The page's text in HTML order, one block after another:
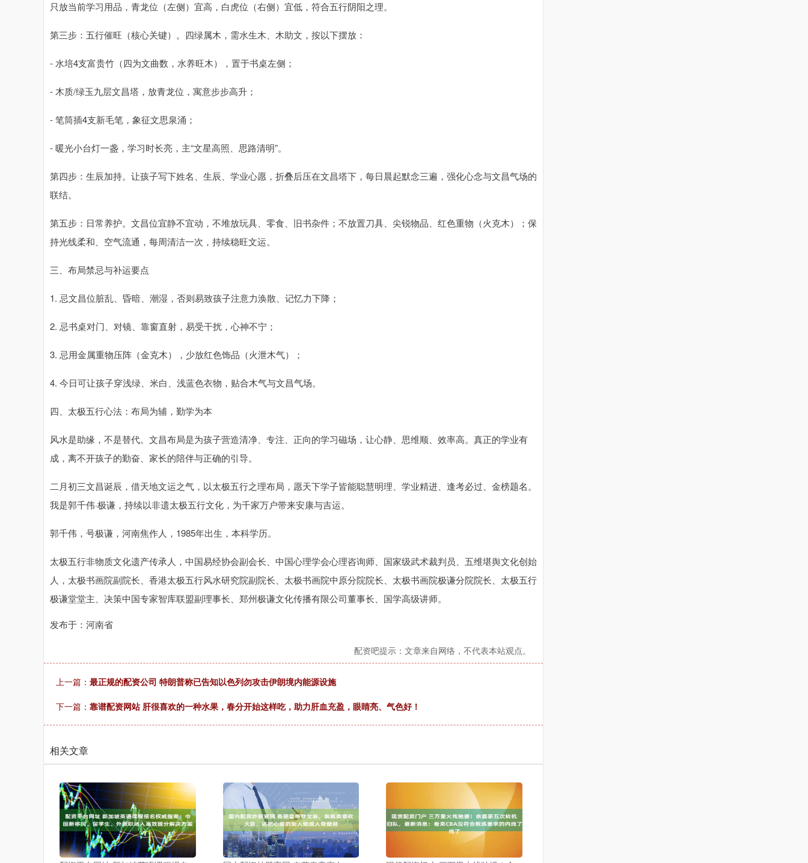
只放当前学习用品，青龙位（左侧）宜高，白虎位（右侧）宜低，符合五行阴阳之理。
第三步：五行催旺（核心关键）。四绿属木，需水生木、木助文，按以下摆放：
- 水培4支富贵竹（四为文曲数，水养旺木），置于书桌左侧；
- 木质/绿玉九层文昌塔，放青龙位，寓意步步高升；
- 笔筒插4支新毛笔，象征文思泉涌；
- 暖光小台灯一盏，学习时长亮，主“文星高照、思路清明”。
第四步：生辰加持。让孩子写下姓名、生辰、学业心愿，折叠后压在文昌塔下，每日晨起默念三遍，强化心念与文昌气场的
联结。
第五步：日常养护。文昌位宜静不宜动，不堆放玩具、零食、旧书杂件；不放置刀具、尖锐物品、红色重物（火克木）；保
持光线柔和、空气流通，每周清洁一次，持续稳旺文运。
三、布局禁忌与补运要点
1. 忌文昌位脏乱、昏暗、潮湿，否则易致孩子注意力涣散、记忆力下降；
2. 忌书桌对门、对镜、靠窗直射，易受干扰，心神不宁；
3. 忌用金属重物压阵（金克木），少放红色饰品（火泄木气）；
4. 今日可让孩子穿浅绿、米白、浅蓝色衣物，贴合木气与文昌气场。
四、太极五行心法：布局为辅，勤学为本
风水是助缘，不是替代。文昌布局是为孩子营造清净、专注、正向的学习磁场，让心静、思维顺、效率高。真正的学业有
成，离不开孩子的勤奋、家长的陪伴与正确的引导。
二月初三文昌诞辰，借天地文运之气，以太极五行之理布局，愿天下学子皆能聪慧明理、学业精进、逢考必过、金榜题名。
我是郭千伟·极谦，持续以非遗太极五行文化，为千家万户带来安康与吉运。
郭千伟，号极谦，河南焦作人，1985年出生，本科学历。
太极五行非物质文化遗产传承人，中国易经协会副会长、中国心理学会心理咨询师、国家级武术裁判员、五维堪舆文化创始
人，太极书画院副院长、香港太极五行风水研究院副院长、太极书画院中原分院院长、太极书画院极谦分院院长、太极五行
极谦堂堂主、决策中国专家智库联盟副理事长、郑州极谦文化传播有限公司董事长、国学高级讲师。
发布于：河南省
配资吧提示：文章来自网络，不代表本站观点。
上一篇： 最正规的配资公司 特朗普称已告知以色列勿攻击伊朗境内能源设施
下一篇： 靠谱配资网站 肝很喜欢的一种水果，春分开始这样吃，助力肝血充盈，眼睛亮、气色好！
相关文章